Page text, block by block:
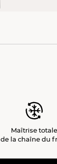
Maîtrise totale
de la chaîne du